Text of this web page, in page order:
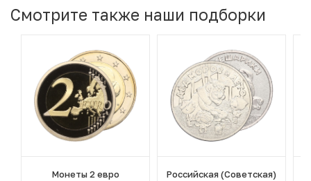
Смотрите также наши подборки
Монеты 2 евро
Российская (Советская)